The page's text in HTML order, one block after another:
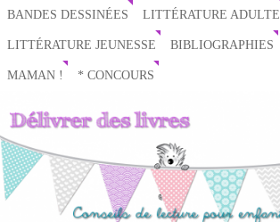
BANDES DESSINÉES LITTÉRATURE ADULTE
LITTÉRATURE JEUNESSE BIBLIOGRAPHIES
MAMAN ! * CONCOURS